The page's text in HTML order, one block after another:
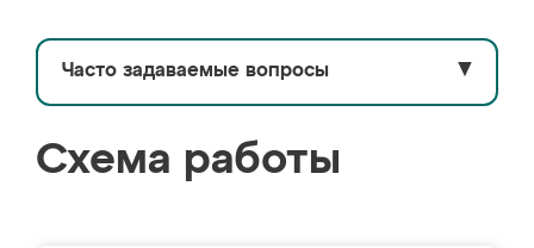
Часто задаваемые вопросы ▼
Схема работы